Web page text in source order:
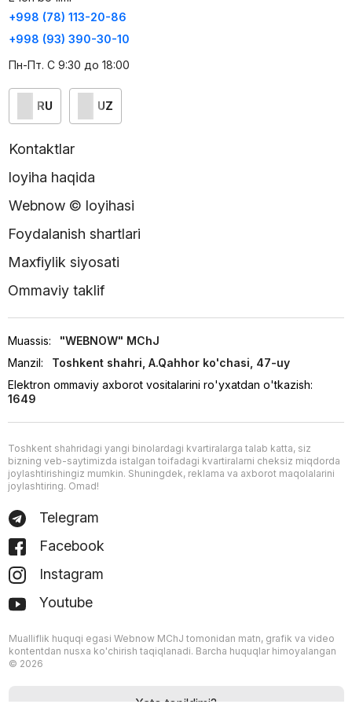
+998 (78) 113-20-86
+998 (93) 390-30-10
Пн-Пт. С 9:30 до 18:00
RU UZ
Kontaktlar
loyiha haqida
Webnow © loyihasi
Foydalanish shartlari
Maxfiylik siyosati
Ommaviy taklif
Muassis:
"WEBNOW" MChJ
Manzil:
Toshkent shahri, A.Qahhor ko'chasi, 47-uy
Elektron ommaviy axborot vositalarini ro'yxatdan o'tkazish:
1649
Toshkent shahridagi yangi binolardagi kvartiralarga talab katta, siz
bizning veb-saytimizda istalgan toifadagi kvartiralarni cheksiz miqdorda
joylashtirishingiz mumkin. Shuningdek, reklama va axborot maqolalarini
joylashtiring. Omad!
Telegram
Facebook
Instagram
Youtube
Mualliflik huquqi egasi Webnow MChJ tomonidan matn, grafik va video
kontentdan nusxa ko'chirish taqiqlanadi. Barcha huquqlar himoyalangan
© 2026